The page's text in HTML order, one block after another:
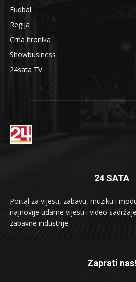
Fudbal
Regija
Crna hronika
Showbusiness
24sata TV
24 SATA
Portal za vijesti, zabavu, muziku i
najnovije udarne vijesti i video
zabavne industrije.
Zaprati nas!